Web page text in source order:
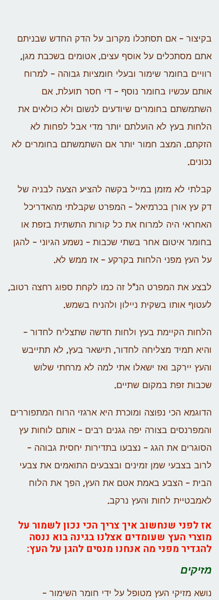
בקיצור – אם תסתכלו מקרוב על הדק החדש שבניתם
אתם מסתכלים על אוסף עצים, אטומים בשכבת מגן,
רוויים בחומר שימור ובעלי חומציות גבוהה – למרוח
אותם עכשיו בחומר נוסף – די חסר תועלת. אם
השתמשתם בחומרים שיודעים לנשום ולא כולאים את
הלחות בעץ לא הועלתם יותר מדי אבל לפחות לא
הזקתם. המצב חמור יותר אם השתמשתם בחומרים לא
נכונים.
קבלתי לא מזמן במייל בקשה להציע הצעה לבניה של
דק עץ אורן בכרמיאל – המפרט שקבלתי מהאדריכל
האחראי היה למרוח את כל קורות התשתית בזפת או
בחומר איטום אחר בשתי שכבות – נשמע הגיוני – להגן
על העץ מפני הלחות בקרקע – אז ממש לא.
לבצע את המפרט הנ"ל זה כמו לקחת ספוג רחצה רטוב,
לעטוף אותו בשקית ניילון ולהניח בשמש.
הלחות הקיימת בעץ ולחות חדשה שתצליח לחדור –
והיא תמיד מצליחה לחדור, תישאר בעץ, לא תתייבש
והעץ יירקב ואז ישאלו אתי למה לא מרחתי שלוש
שכבות זפת במקום שתיים.
הדוגמא הכי נפוצה ומוכרת היא ארגזי הרוח המתפוררים
והמפרנסים בצורה יפה גגנים רבים – אותם לוחות עץ
הסוגרים את הגג – נצבעו בתדירות יחסית גבוהה –
לרוב בצבעי שמן זמינים ובצבעים התואמים את צבעי
הבית – הצבע באמת אטם את העץ, הפך את הלוח
לאמבטיית לחות והעץ נרקב.
אז לפני שנחשוב איך צריך הכי נכון לשמור על
מוצרי העץ שעומדים אצלנו בגינה בוא ננסה
להגדיר מפני מה אנחנו מנסים להגן על העץ:
מזיקים
נושא מזיקי העץ מטופל על ידי חומר השימור –